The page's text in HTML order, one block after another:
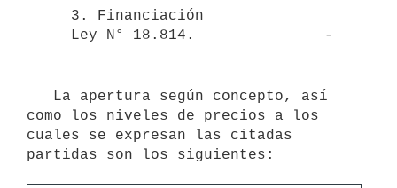
3. Financiación
Ley N° 18.814.
-
como los niveles de precios a los
cuales se expresan las citadas
partidas son los siguientes: